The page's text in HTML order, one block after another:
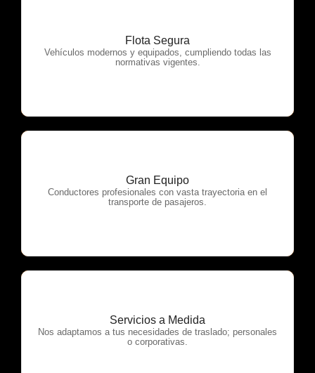
Flota Segura
Vehículos modernos y equipados, cumpliendo todas las
normativas vigentes.
OTP Servicios
Gran Equipo
Conductores profesionales con vasta trayectoria en el
transporte de pasajeros.
OTP Servicios
Servicios a Medida
Nos adaptamos a tus necesidades de traslado; personales
o corporativas.
OTP Servicios